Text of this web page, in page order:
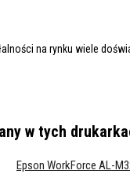
na rynku wiele
w tych
Epson WorkForce AL-